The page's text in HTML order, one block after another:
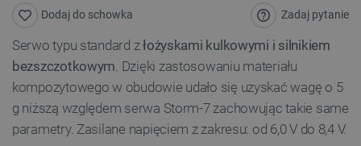
Zadaj pytanie
Dodaj do schowka
Serwo typu standard złożyskami kulkowymi i silnikiem
bezszczotkowym. Dzięki zastosowaniu materiału
kompozytowego w obudowie udało się uzyskać wagę o 5
g niższą względem serwa Storm-7 zachowując takie same
parametry. Zasilane napięciem z zakresu: od 6,0 V do 8,4 V.